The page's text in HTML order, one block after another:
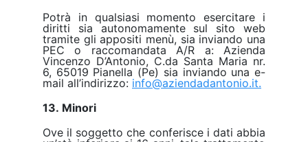
Potrà in qualsiasi momento esercitare i
diritti sia autonomamente sul sito web
tramite gli appositi menù, sia inviando una
PEC o raccomandata A/R a: Azienda
Vincenzo D’Antonio, C.da Santa Maria nr.
6, 65019 Pianella (Pe) sia inviando una e-
mail all’indirizzo: info@aziendadantonio.it.
13. Minori
Ove il soggetto che conferisce i dati abbia